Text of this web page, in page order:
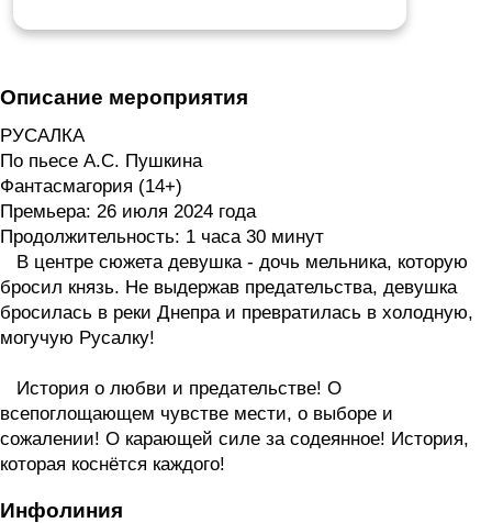
Описание мероприятия
РУСАЛКА
По пьесе А.С. Пушкина
Фантасмагория (14+)
Премьера: 26 июля 2024 года
Продолжительность: 1 часа 30 минут
В центре сюжета девушка - дочь мельника, которую
бросил князь. Не выдержав предательства, девушка
бросилась в реки Днепра и превратилась в холодную,
могучую Русалку!
История о любви и предательстве! О
всепоглощающем чувстве мести, о выборе и
сожалении! О карающей силе за содеянное! История,
которая коснётся каждого!
Инфолиния